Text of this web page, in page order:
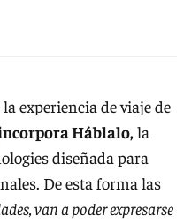
experiencia de viaje de
Háblalo,la
diseñada para
De esta forma las
van a poder expresarse